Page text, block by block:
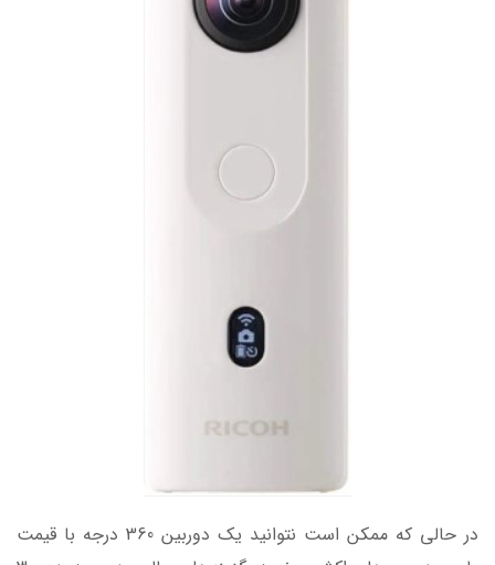
در حالی که ممکن است نتوانید یک دوربین 360 درجه با قیمت